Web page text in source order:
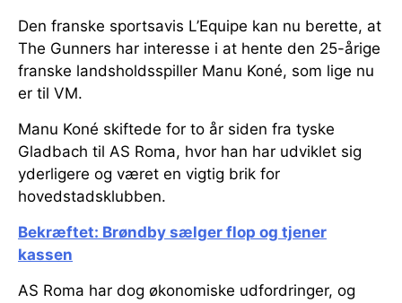
Den franske sportsavis L’Equipe kan nu berette, at
The Gunners har interesse i at hente den 25-årige
franske landsholdsspiller Manu Koné, som lige nu
er til VM.
Manu Koné skiftede for to år siden fra tyske
Gladbach til AS Roma, hvor han har udviklet sig
yderligere og været en vigtig brik for
hovedstadsklubben.
Bekræftet: Brøndby sælger flop og tjener
kassen
AS Roma har dog økonomiske udfordringer, og